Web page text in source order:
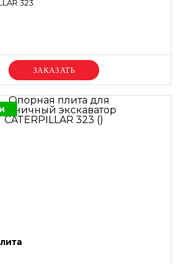
323
Уточняйте цену